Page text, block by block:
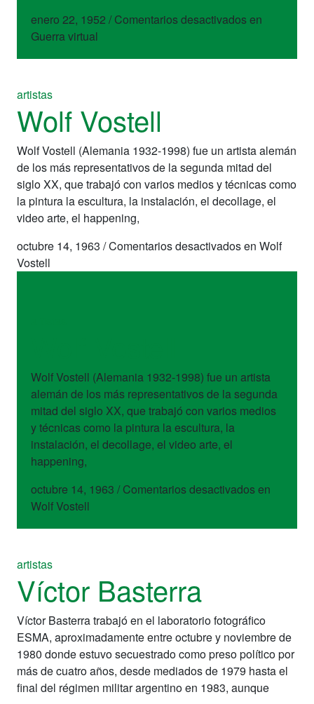
enero 22, 1952 / Comentarios desactivadosen
Guerra virtual
artistas
Wolf Vostell
Wolf Vostell (Alemania 1932-1998) fue un artista alemán
de los más representativos de la segunda mitad del
siglo XX, que trabajó con varios medios y técnicas como
la pintura la escultura, la instalación, el decollage, el
video arte, el happening,
octubre 14, 1963 /Comentarios desactivadosen Wolf
Vostell
Wolf Vostell (Alemania 1932-1998) fue un artista
alemán de los más representativos de la segunda
mitad del siglo XX, que trabajó con varios medios
y técnicas como la pintura la escultura, la
instalación, el decollage, el video arte, el
happening,
octubre 14, 1963 / Comentarios desactivadosen
Wolf Vostell
artistas
Víctor Basterra
Víctor Basterra trabajó en el laboratorio fotográfico
ESMA, aproximadamente entre octubre y noviembre de
1980 donde estuvo secuestrado como preso político por
más de cuatro años, desde mediados de 1979 hasta el
final del régimen militar argentino en 1983, aunque